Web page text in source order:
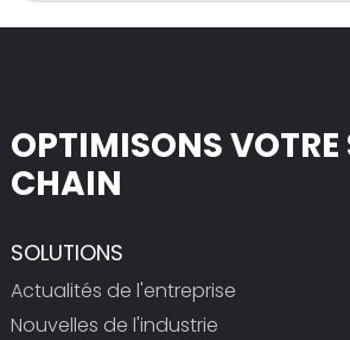
OPTIMISONS VOTRE
CHAIN
SOLUTIONS
Actualités de l'entreprise
Nouvelles de l'industrie